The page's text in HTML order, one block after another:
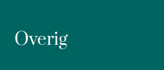
Overig